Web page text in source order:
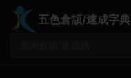
五色倉頡/速成字典